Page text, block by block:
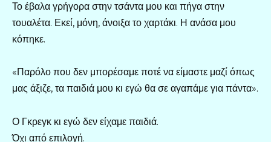
Το έβαλα γρήγορα στην τσάντα μου και πήγα στην
τουαλέτα. Εκεί, μόνη, άνοιξα το χαρτάκι. Η ανάσα μου
κόπηκε.
«Παρόλο που δεν μπορέσαμε ποτέ να είμαστε μαζί όπως
μας άξιζε, τα παιδιά μου κι εγώ θα σε αγαπάμε για πάντα».
Ο Γκρεγκ κι εγώ δεν είχαμε παιδιά.
Όχι από επιλογή.